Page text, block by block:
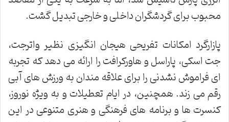
محبوب برای گردشگران داخلی و خارجی تبدیل گشت.
پازارگرد امکانات تفریحی هیجان انگیزی نظیر واترجت،
جت اسکی، پاراسل و هاورکرافت را ارائه می دهد که تجربه
ای فراموش نشدنی را برای علاقه مندان به ورزش های آبی
رقم می زند. همچنین، در ایام تعطیلات و به ویژه نوروز،
کنسرت ها و برنامه های فرهنگی و هنری متنوعی در این